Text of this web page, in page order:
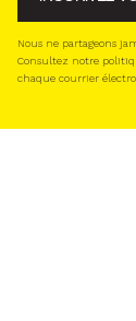
Nous ne partageons
Consultez notre
chaque courrier